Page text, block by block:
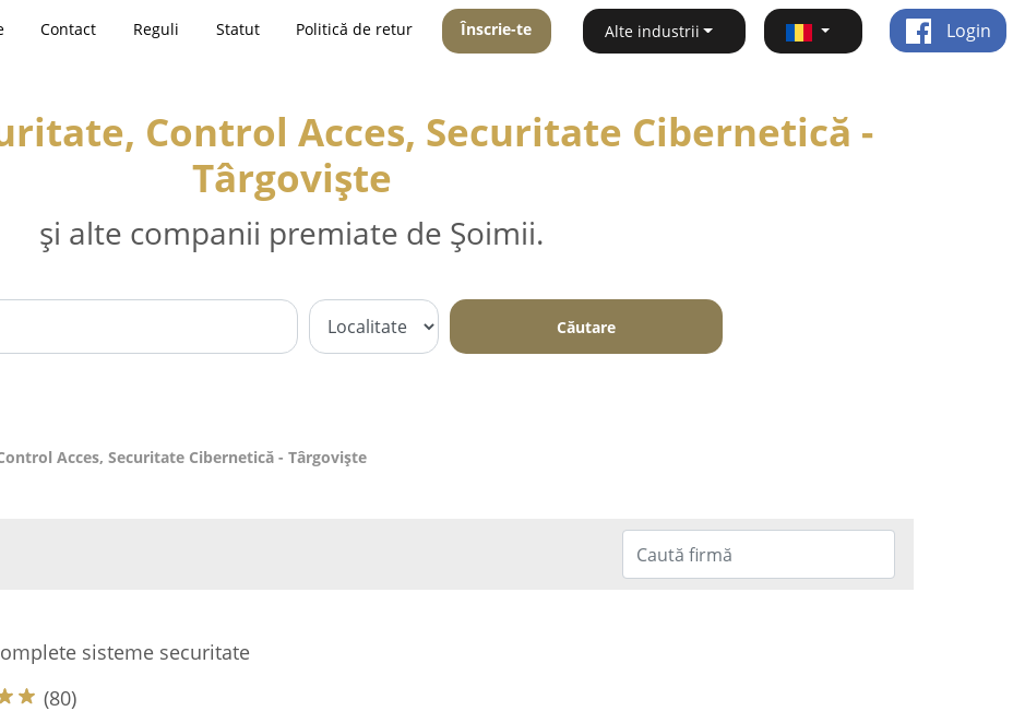
Contact Reguli Statut Politică de retur Înscrie-te Alte industrii Login
Control Acces, Securitate Cibernetică -
Târgovişte
și alte companii premiate de Șoimii.
Căutare
Acces, Securitate Cibernetică - Târgovişte
sisteme securitate
(80)